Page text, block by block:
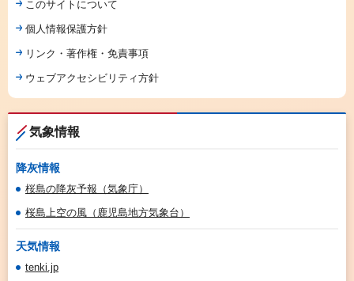
このサイトについて
個人情報保護方針
リンク・著作権・免責事項
ウェブアクセシビリティ方針
気象情報
降灰情報
桜島の降灰予報（気象庁）
桜島上空の風（鹿児島地方気象台）
天気情報
tenki.jp